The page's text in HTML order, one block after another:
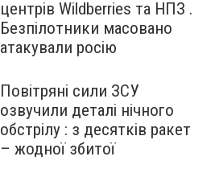
центрів Wildberries та НПЗ .
Безпілотники масовано
атакували росію
Повітряні сили ЗСУ
озвучили деталі нічного
обстрілу : з десятків ракет
– жодної збитої